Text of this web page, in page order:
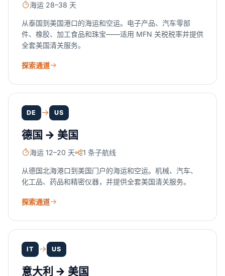
海运 28–38 天
从泰国到美国港口的海运和空运。电子产品、汽车零部
件、橡胶、加工食品和珠宝——适用 MFN 关税税率并提供
全套美国清关服务。
探索通道
DE US
德国 → 美国
海运 12–20 天 1 条子航线
从德国北海港口到美国门户的海运和空运。机械、汽车、
化工品、药品和精密仪器，并提供全套美国清关服务。
探索通道
IT US
意大利 → 美国